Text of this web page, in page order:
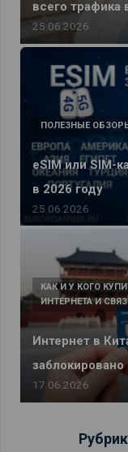
всего трафика
25.06.2026
eSIM или SIM-
в 2026 году
ПОЛЕЗНЫЕ
25.06.2026
Интернет в
заблокировано
КАК И У КОГО
ИНТЕРНЕТА И
17.06.2026